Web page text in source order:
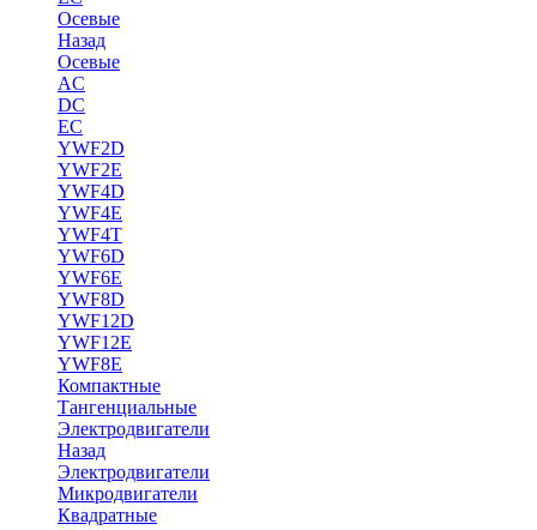
Осевые
Назад
Осевые
AC
DC
EC
YWF2D
YWF2E
YWF4D
YWF4E
YWF4T
YWF6D
YWF6E
YWF8D
YWF12D
YWF12E
YWF8E
Компактные
Тангенциальные
Электродвигатели
Назад
Электродвигатели
Микродвигатели
Квадратные